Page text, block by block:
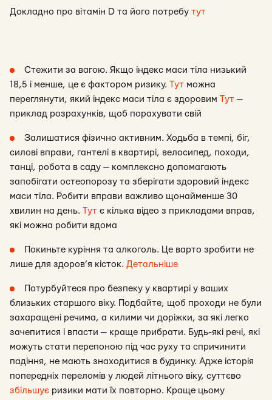
Докладно про вітамін D та його потребу тут
Стежити за вагою. Якщо індекс маси тіла низький
18,5 і менше, це є фактором ризику. Тут можна
переглянути, який індекс маси тіла є здоровим Тут —
приклад розрахунків, щоб порахувати свій
Залишатися фізично активним. Ходьба в темпі, біг,
силові вправи, гантелі в квартирі, велосипед, походи,
танці, робота в саду — комплексно допомагають
запобігати остеопорозу та зберігати здоровий індекс
маси тіла. Робити вправи важливо щонайменше 30
хвилин на день. Тут є кілька відео з прикладами вправ,
які можна робити вдома
Покиньте куріння та алкоголь. Це варто зробити не
лише для здоров’я кісток. Детальніше
Потурбуйтеся про безпеку у квартирі у ваших
близьких старшого віку. Подбайте, щоб проходи не були
захаращені речима, а килими чи доріжки, за які легко
зачепитися і впасти — краще прибрати. Будь-які речі, які
можуть стати перепоною під час руху та спричинити
падіння, не мають знаходитися в будинку. Адже історія
попередніх переломів у людей літнього віку, суттєво
збільшує ризики мати їх повторно. Краще цьому